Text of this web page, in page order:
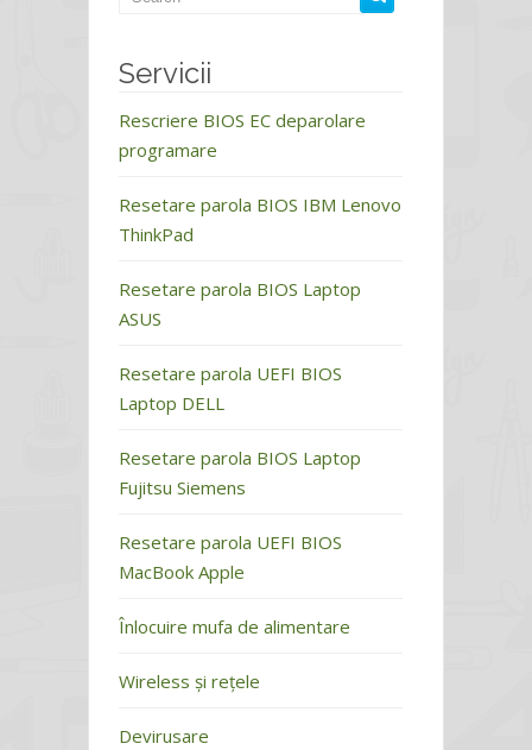
Servicii
Rescriere BIOS EC deparolare
programare
Resetare parola BIOS IBM Lenovo
ThinkPad
Resetare parola BIOS Laptop
ASUS
Resetare parola UEFI BIOS
Laptop DELL
Resetare parola BIOS Laptop
Fujitsu Siemens
Resetare parola UEFI BIOS
MacBook Apple
Înlocuire mufa de alimentare
Wireless și rețele
Devirusare